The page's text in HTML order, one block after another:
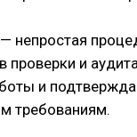
непростая
и
и
требованиям.